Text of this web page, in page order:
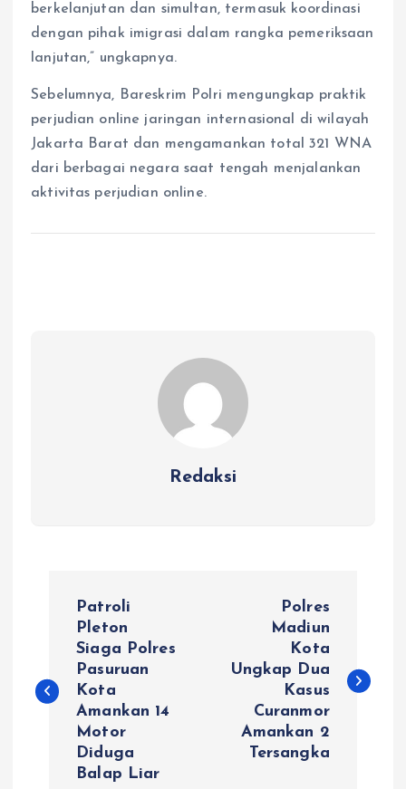
berkelanjutan dan simultan, termasuk koordinasi
dengan pihak imigrasi dalam rangka pemeriksaan
lanjutan,” ungkapnya.
Sebelumnya, Bareskrim Polri mengungkap praktik
perjudian online jaringan internasional di wilayah
Jakarta Barat dan mengamankan total 321 WNA
dari berbagai negara saat tengah menjalankan
aktivitas perjudian online.
Redaksi
v
Patroli
Pleton
Siaga Polres
Pasuruan
Kota
Amankan 14
Motor
Diduga
Balap Liar
Polres
Madiun
Kota
Ungkap Dua
Kasus
Curanmor
Amankan 2
Tersangka